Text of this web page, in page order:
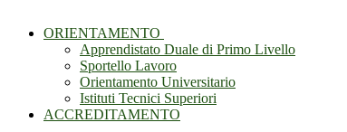
ORIENTAMENTO
Apprendistato Duale di Primo Livello
Sportello Lavoro
Orientamento Universitario
Istituti Tecnici Superiori
ACCREDITAMENTO